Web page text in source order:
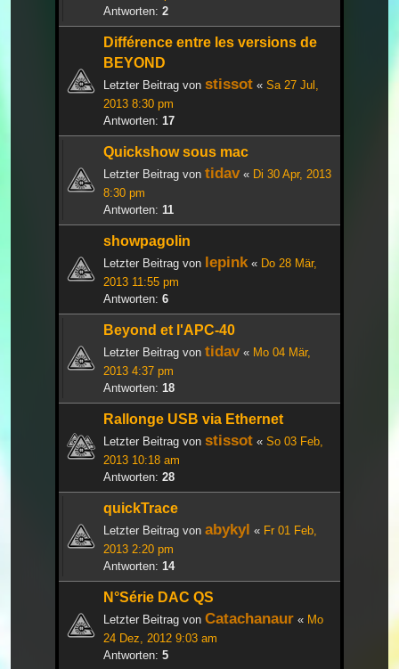
Antworten: 2
Différence entre les versions de
BEYOND
Letzter Beitrag von stissot « Sa 27 Jul,
2013 8:30 pm
Antworten: 17
Quickshow sous mac
Letzter Beitrag von tidav« Di 30 Apr, 2013
8:30 pm
Antworten: 11
showpagolin
Letzter Beitrag von lepink« Do 28 Mär,
2013 11:55 pm
Antworten: 6
Beyond et l'APC-40
Letzter Beitrag von tidav« Mo 04 Mär,
2013 4:37 pm
Antworten: 18
Rallonge USB via Ethernet
Letzter Beitrag von stissot « So 03 Feb,
2013 10:18 am
Antworten: 28
quickTrace
Letzter Beitrag von abykyl « Fr 01 Feb,
2013 2:20 pm
Antworten: 14
N°Série DAC QS
Letzter Beitrag von Catachanaur « Mo
24 Dez, 2012 9:03 am
Antworten: 5